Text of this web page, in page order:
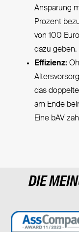
Ansparung
Prozent
von 100
dazu geben.
Effizienz:
das
am Ende
Eine bAV
DIE